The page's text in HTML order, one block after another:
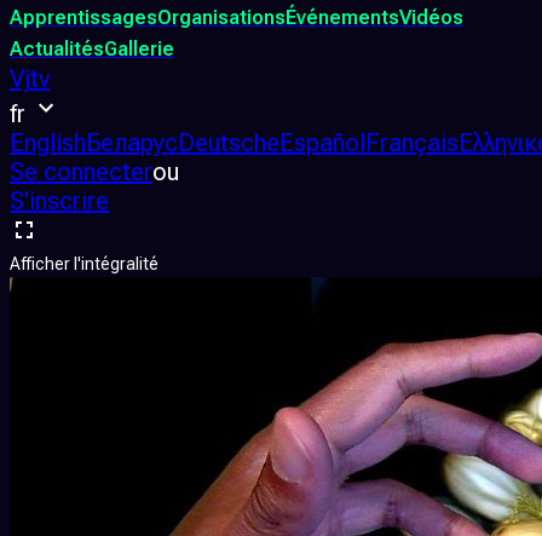
ApprentissagesOrganisationsÉvénementsVidéos
ActualitésGallerie
Vjtv
fr
EnglishБеларусDeutscheEspañolFrançais
Se connecterou
S'inscrire
Afficher l'intégralité